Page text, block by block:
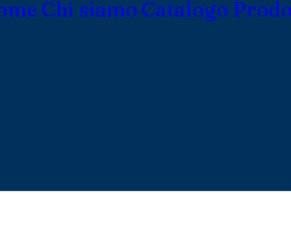
Chi siamo Catalogo